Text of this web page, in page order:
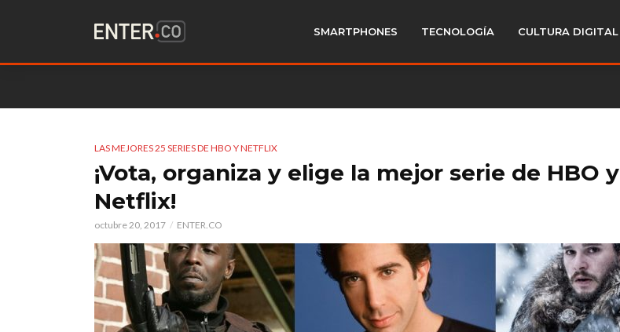
SMARTPHONES TECNOLOGÍA CULTURA DIGITAL
LAS MEJORES 25 SERIES DE HBO Y NETFLIX
¡Vota, organiza y elige la mejor serie de HBO y
Netflix!
octubre 20, 2017 ENTER.CO